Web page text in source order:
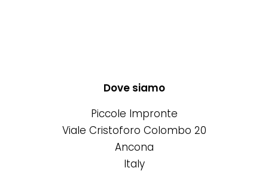
Le
possono
essere
scelte
nella
Dove siamo
Piccole Impronte
Viale Cristoforo Colombo 20
Ancona
Italy